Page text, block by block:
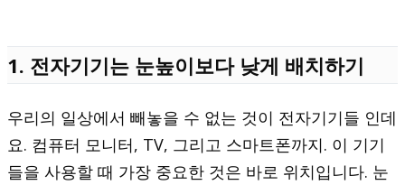
1. 전자기기는 눈높이보다 낮게 배치하기
우리의 일상에서 빼놓을 수 없는 것이 전자기기들 인데
요. 컴퓨터 모니터, TV, 그리고 스마트폰까지. 이 기기
들을 사용할 때 가장 중요한 것은 바로 위치입니다. 눈